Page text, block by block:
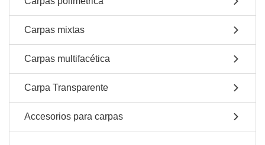
Carpas mixtas
Carpas multifacética
Carpa Transparente
Accesorios para carpas